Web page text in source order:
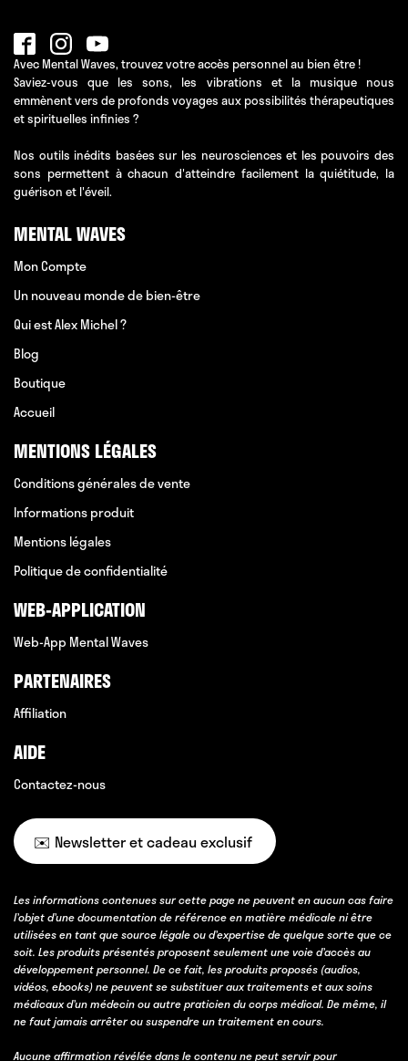
Avec Mental Waves, trouvez votre accès personnel au bien être !
Saviez-vous que les sons, les vibrations et la musique nous
emmènent vers de profonds voyages aux possibilités thérapeutiques
et spirituelles infinies ?
Nos outils inédits basées sur les neurosciences et les pouvoirs des
sons permettent à chacun d'atteindre facilement la quiétitude, la
guérison et l'éveil.
MENTAL WAVES
Mon Compte
Un nouveau monde de bien-être
Qui est Alex Michel ?
Blog
Boutique
Accueil
MENTIONS LÉGALES
Conditions générales de vente
Informations produit
Mentions légales
Politique de confidentialité
WEB-APPLICATION
Web-App Mental Waves
PARTENAIRES
Affiliation
AIDE
Contactez-nous
✉️ Newsletter et cadeau exclusif
Les informations contenues sur cette page ne peuvent en aucun cas faire
l’objet d’une documentation de référence en matière médicale ni être
utilisées en tant que source légale ou d’expertise de quelque sorte que ce
soit. Les produits présentés proposent seulement une voie d’accès au
développement personnel. De ce fait, les produits proposés (audios,
vidéos, ebooks) ne peuvent se substituer aux traitements et aux soins
médicaux d’un médecin ou autre praticien du corps médical. De même, il
ne faut jamais arrêter ou suspendre un traitement en cours.
Aucune affirmation révélée dans le contenu ne peut servir pour